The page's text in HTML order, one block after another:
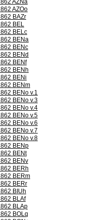
862 AZNa
862 AZOo
862 BAZr
862 BEL
862 BELc
862 BENa
862 BENc
862 BENd
862 BENf
862 BENh
862 BENi
862 BENm
862 BENo v.1
862 BENo v.3
862 BENo v.4
862 BENo v.5
862 BENo v.6
862 BENo v.7
862 BENo v.8
862 BENp
862 BENt
862 BENv
862 BERh
862 BERm
862 BERr
862 BIUh
862 BLAf
862 BLAp
862 BOLq